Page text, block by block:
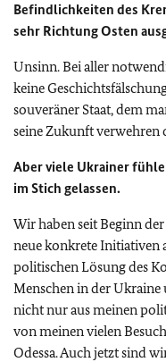
Befindlichkeiten des
sehr Richtung Osten
Unsinn. Bei aller
keine
souveräner Staat, dem
seine Zukunft verwehren
Aber viele Ukrainer
im Stich gelassen.
Wir haben seit Beginn
neue konkrete Initiativen
politischen Lösung des
Menschen in der Ukraine
nicht nur aus meinen
von meinen vielen
Odessa. Auch jetzt sind